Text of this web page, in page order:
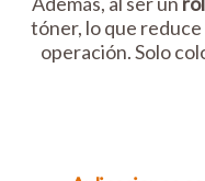
tóner, lo que
operación. Solo